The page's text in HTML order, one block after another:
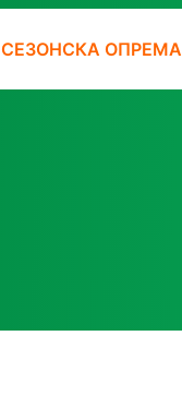
СЕЗОНСКА ОПРЕМА